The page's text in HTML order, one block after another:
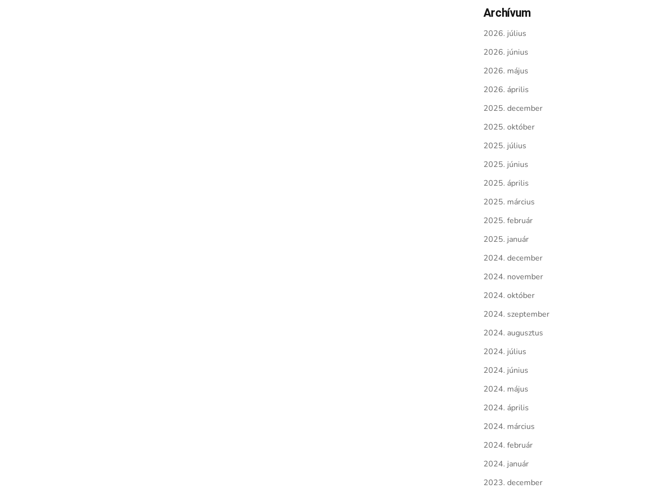
Archívum
2026. július
2026. június
2026. május
2026. április
2025. december
2025. október
2025. július
2025. június
2025. április
2025. március
2025. február
2025. január
2024. december
2024. november
2024. október
2024. szeptember
2024. augusztus
2024. július
2024. június
2024. május
2024. április
2024. március
2024. február
2024. január
2023. december